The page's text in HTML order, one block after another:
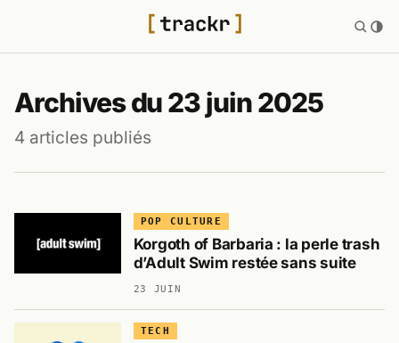
Archives du 23 juin 2025
4 articles publiés
POP CULTURE
Korgoth of Barbaria : la perle trash
d’Adult Swim restée sans suite
23 JUIN
TECH